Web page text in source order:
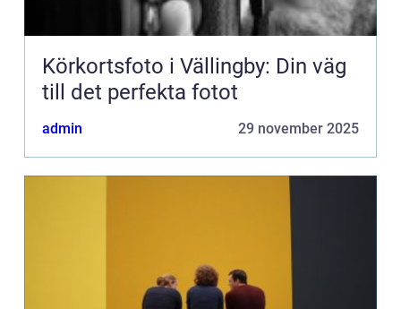
Körkortsfoto i Vällingby: Din väg
till det perfekta fotot
admin 29 november 2025